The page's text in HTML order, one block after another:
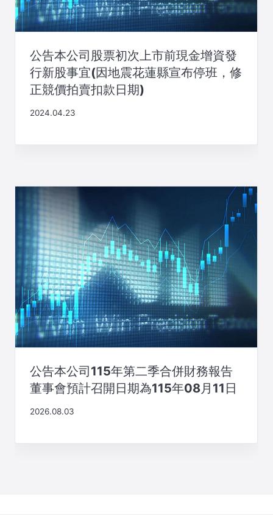
公告本公司股票初次上市前現金增資發
行新股事宜(因地震花蓮縣宣布停班，修
正競價拍賣扣款日期)
2024.04.23
公告本公司115年第二季合併財務報告
董事會預計召開日期為115年08月11日
2026.08.03